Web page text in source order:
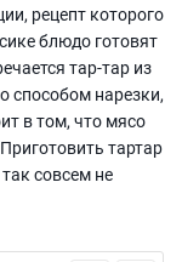
рецепт которого
блюдо готовят
тар-тар из
способом нарезки,
в том, что мясо
тартар
совсем не